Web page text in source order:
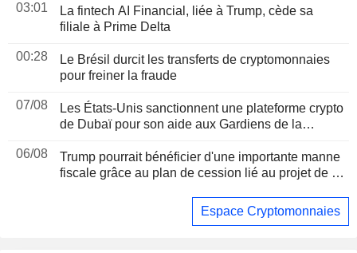
03:01
La fintech AI Financial, liée à Trump, cède sa
filiale à Prime Delta
00:28
Le Brésil durcit les transferts de cryptomonnaies
pour freiner la fraude
07/08
Les États-Unis sanctionnent une plateforme crypto
de Dubaï pour son aide aux Gardiens de la
06/08
Trump pourrait bénéficier d'une importante manne
fiscale grâce au plan de cession lié au projet de loi
Espace Cryptomonnaies